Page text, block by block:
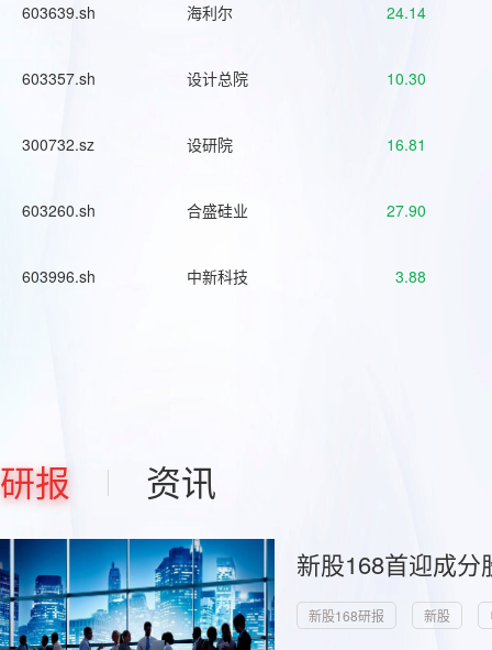
603639.sh 海利尔 24.14
603357.sh 设计总院 10.30
300732.sz 设研院 16.81
603260.sh 合盛硅业 27.90
603996.sh 中新科技 3.88
研报 资讯
新股168首迎成
新股168研报 新股